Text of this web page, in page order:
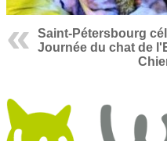
Saint-Pétersbourg
Journée du chat de